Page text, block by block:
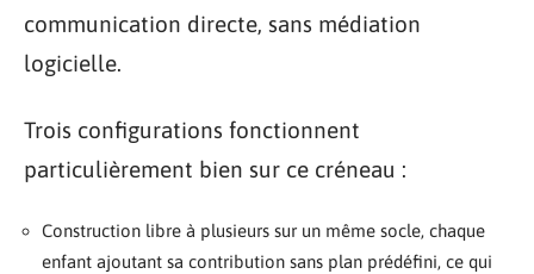
communication directe, sans médiation
logicielle.
Trois configurations fonctionnent
particulièrement bien sur ce créneau :
Construction libre à plusieurs sur un même socle, chaque
enfant ajoutant sa contribution sans plan prédéfini, ce qui